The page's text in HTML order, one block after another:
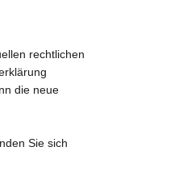
rechtlichen
die neue
Sie sich